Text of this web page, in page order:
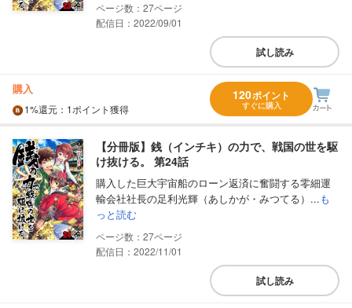
27
配信日：2022/09/01
試し読み
購入
1%還元 ：1ポイント獲得
120ポイント
すぐに購入
【分冊版】銭（インチキ）の力で、戦国の世を駆
け抜ける。 第24話
購入した巨大宇宙船のローン返済に奮闘する零細運
輸会社社長の足利光輝（あしかが・みつてる）...も
っと読む
27
配信日：2022/11/01
試し読み